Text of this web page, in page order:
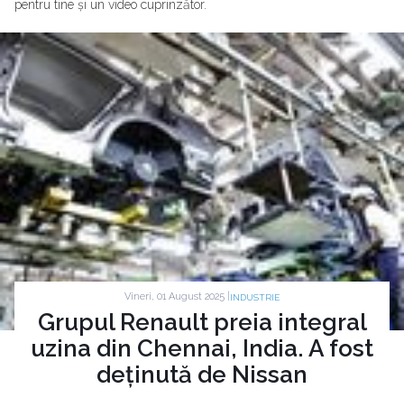
pentru tine și un video cuprinzător.
Vineri, 01 August 2025 | INDUSTRIE
Grupul Renault preia integral
uzina din Chennai, India. A fost
deținută de Nissan